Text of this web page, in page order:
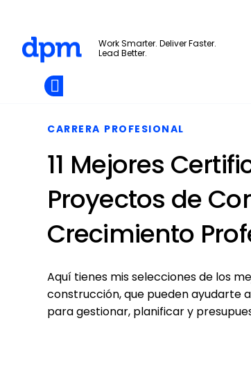
Skip to main content
Work Smarter. Deliver Faster.
Lead Better.
Add as
CARRERA PROFESIONAL
11 Mejores
Proyectos de
Crecimiento
Aquí tienes mis selecciones de los
construcción, que pueden ayudarte
para gestionar, planificar y